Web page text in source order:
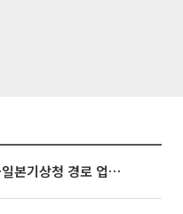
태풍 '돌핀' 오키나와 접근…일본기상청 경로 업데이트